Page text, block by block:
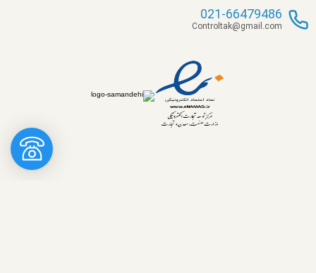
021-66479486
Controltak@gmail.com